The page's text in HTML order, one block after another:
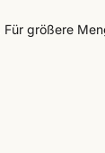
größere